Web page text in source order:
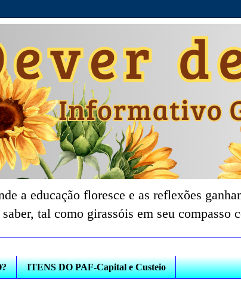
a educação floresce e as reflexões
tal como girassóis em seu compasso
ITENS DO PAF-Capital e Custeio